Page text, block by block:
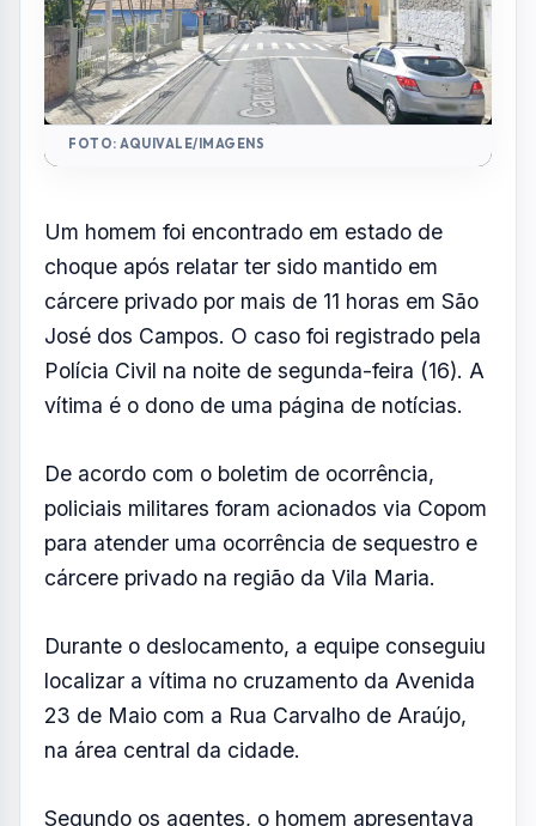
vítima é o dono de uma página de notícias.
De acordo com o boletim de ocorrência,
policiais militares foram acionados via Copom
para atender uma ocorrência de sequestro e
Durante o deslocamento, a equipe conseguiu
localizar a vítima no cruzamento da Avenida
23 de Maio com a Rua Carvalho de Araújo,
na área central da cidade.
sinais de forte abalo emocional, estava
nervoso e em estado de choque.
O Serviço de Atendimento Móvel de
os primeiros socorros e encaminhou a vítima
para a Unidade de Pronto Atendimento
(UPA) do Alto da Ponte.
das 7h45, em frente à própria residência, por